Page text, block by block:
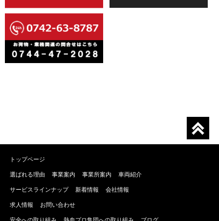
トップページ
選ばれる理由 事業案内 事業所案内 車両紹介
サービスラインナップ 新着情報 会社情報
求人情報 お問い合わせ
安全への取り組み 熱血プロ集団への取り組み ブログ